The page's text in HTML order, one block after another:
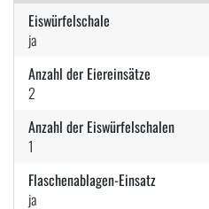
Eiswürfelschale
ja
Anzahl der Eiereinsätze
2
Anzahl der Eiswürfelschalen
1
Flaschenablagen-Einsatz
ja